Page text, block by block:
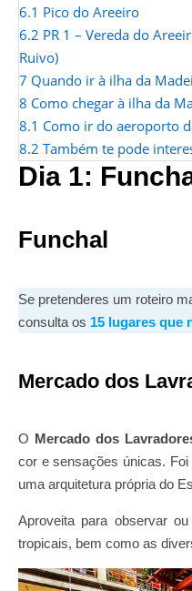
6.1 Pico do Areeiro
6.2 PR 1 – Vereda do
Ruivo)
7 Quando ir à ilha da
8 Como chegar à ilha da
8.1 Como ir do aeroporto
8.2 Também te pode
Dia 1:
Funchal
Se pretenderes um roteiro
consulta os 15 lugares que
Mercado dos
O Mercado dos
cor e sensações únicas.
uma arquitetura própria do
Aproveita para observar
tropicais, bem como as